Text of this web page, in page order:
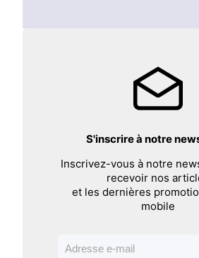
S'inscrire à notre
Inscrivez-vous à notre
recevoir nos
et les dernières
mobile